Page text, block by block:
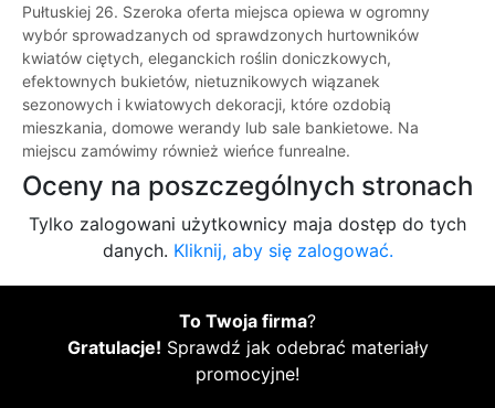
Pułtuskiej 26. Szeroka oferta miejsca opiewa w ogromny
wybór sprowadzanych od sprawdzonych hurtowników
kwiatów ciętych, eleganckich roślin doniczkowych,
efektownych bukietów, nietuznikowych wiązanek
sezonowych i kwiatowych dekoracji, które ozdobią
mieszkania, domowe werandy lub sale bankietowe. Na
miejscu zamówimy również wieńce funrealne.
Oceny na poszczególnych stronach
Tylko zalogowani użytkownicy maja dostęp do tych
danych. Kliknij, aby się zalogować.
To Twoja firma?
Gratulacje! Sprawdź jak odebrać materiały
promocyjne!